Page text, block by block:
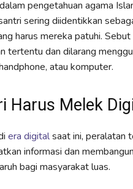
pengetahuan agama
sering diidentikkan
harus mereka patuhi.
tertentu dan dilarang
atau komputer.
Harus Melek
era digitalsaat ini, peralatan
informasi dan
bagi masyarakat luas.